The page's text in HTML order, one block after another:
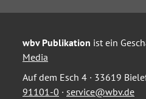
wbv Publikation ist ein
Media
Auf dem Esch 4 · 33619
91101-0 · service@wbv.de